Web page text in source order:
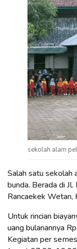
sekolah alam
Salah satu sekolah
bunda. Berada di
Rancaekek Wetan,
Untuk rincian
uang bulanannya
Kegiatan per